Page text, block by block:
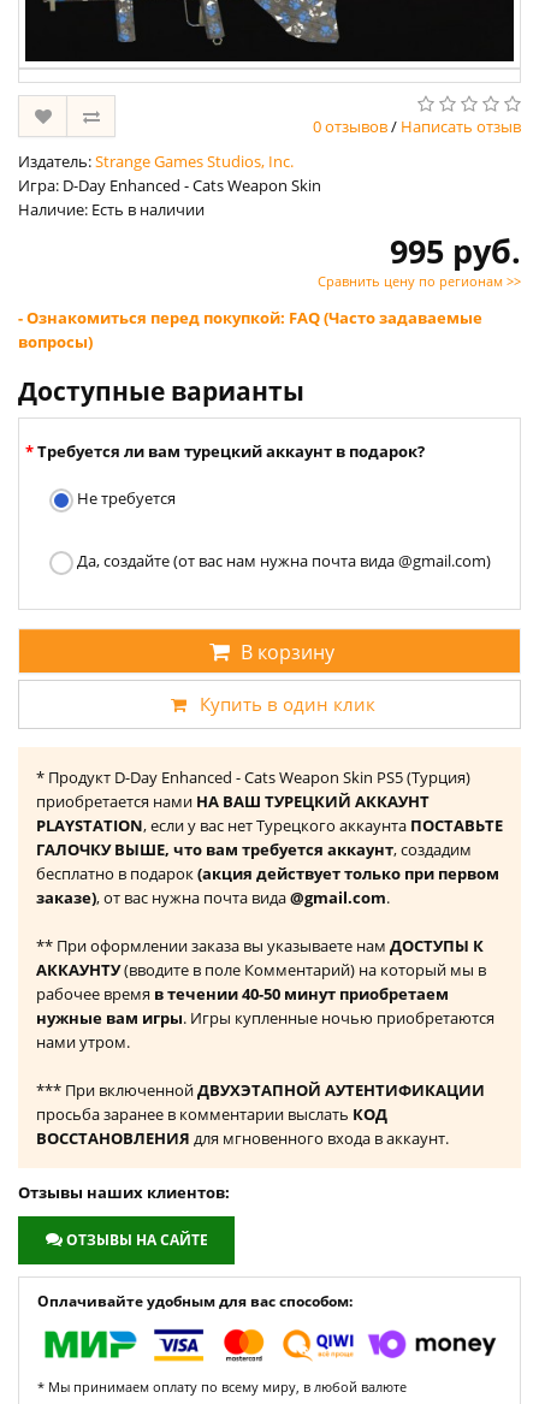
0 отзывов/ Написать отзыв
Издатель:Strange Games Studios, Inc.
Игра: D-Day Enhanced - Cats Weapon Skin
Наличие: Есть в наличии
995 руб.
Сравнить цену по регионам >>
- Ознакомиться перед покупкой: FAQ (Часто задаваемые
вопросы)
Доступные варианты
Требуется ли вам турецкий аккаунт в подарок?
Не требуется
Да, создайте (от вас нам нужна почта вида @gmail.com)
В корзину
Купить в один клик
* Продукт D-Day Enhanced - Cats Weapon Skin PS5 (Турция)
приобретается нами НА ВАШ ТУРЕЦКИЙ АККАУНТ
PLAYSTATION, если у вас нет Турецкого аккаунта ПОСТАВЬТЕ
ГАЛОЧКУ ВЫШЕ, что вам требуется аккаунт, создадим
бесплатно в подарок(акция действует только при первом
заказе), от вас нужна почта вида@gmail.com.
** При оформлении заказа вы указываете нам ДОСТУПЫ К
АККАУНТУ(вводите в поле Комментарий) на который мы в
рабочее время в течении 40-50 минут приобретаем
нужные вам игры. Игры купленные ночью приобретаются
нами утром.
*** При включеннойДВУХЭТАПНОЙ АУТЕНТИФИКАЦИИ
просьба заранее в комментарии выслать КОД
ВОССТАНОВЛЕНИЯ для мгновенного входа в аккаунт.
Отзывы наших клиентов:
ОТЗЫВЫ НА САЙТЕ
Оплачивайте удобным для вас способом:
* Мы принимаем оплату по всему миру, в любой валюте